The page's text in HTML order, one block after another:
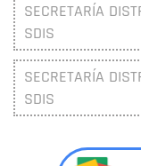
SECRETARÍA
SDIS
SECRETARÍA
SDIS